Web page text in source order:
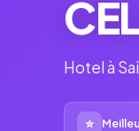
Hotel à
⭐